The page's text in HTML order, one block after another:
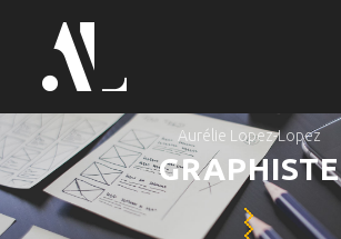
Aurélie Lopez-Lopez
GRAPHISTE